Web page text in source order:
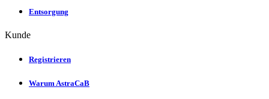
Entsorgung
Kunde
Registrieren
Warum AstraCaB